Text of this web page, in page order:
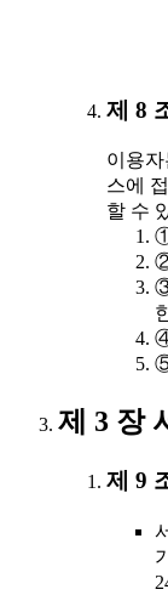
제 8
이용
스에
할 수
제 3 장
제 9